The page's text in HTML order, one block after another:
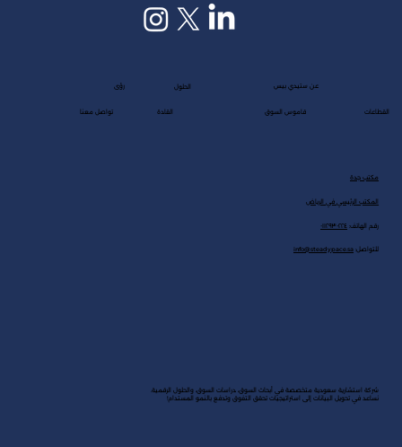
رؤى الحلول عن ستيدي بيس
تواصل معنا القادة قاموس السوق القطاعات
شركة استشارية سعودية متخصصة في أبحاث السوق، دراسات السوق، والحلول الرقمية.
نساعد في تحويل البيانات إلى استراتيجيات تحقق التفوق وتدفع بالنمو المستدام!
مكتب جدة
المكتب الرئيسي في الرياض
رقم الهاتف: ٠١١٢٩٣٠٢٢٤
للتواصل: info@steadypace.sa